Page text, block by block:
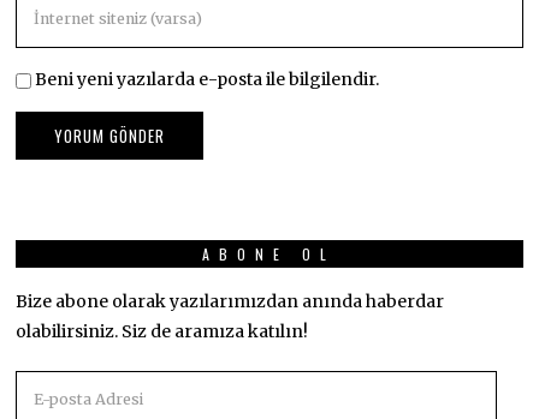
Beni yeni yazılarda e-posta ile bilgilendir.
ABONE OL
Bize abone olarak yazılarımızdan anında haberdar
olabilirsiniz. Siz de aramıza katılın!
posta